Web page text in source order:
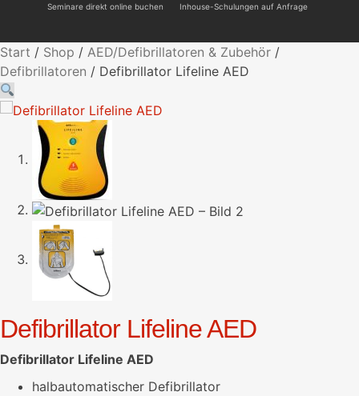
Seminare direkt online buchen
Inhouse-Schulungen auf Anfrage
Start / Shop / AED/Defibrillatoren & Zubehör /
Defibrillatoren / Defibrillator Lifeline AED
Defibrillator Lifeline AED
Defibrillator Lifeline AED
halbautomatischer Defibrillator